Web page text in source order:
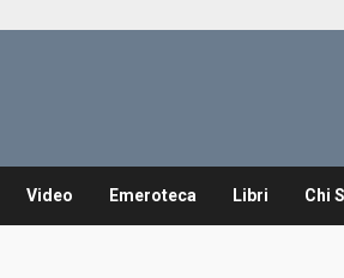
Video Emeroteca Libri Chi